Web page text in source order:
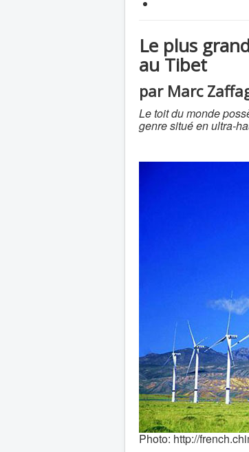
Le plus
au Tibet
par Marc
Le toit du monde
genre situé en ultra-
Photo: http://